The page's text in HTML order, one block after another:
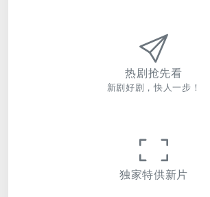
热剧抢先看
新剧好剧，快人一步！
独家特供新片